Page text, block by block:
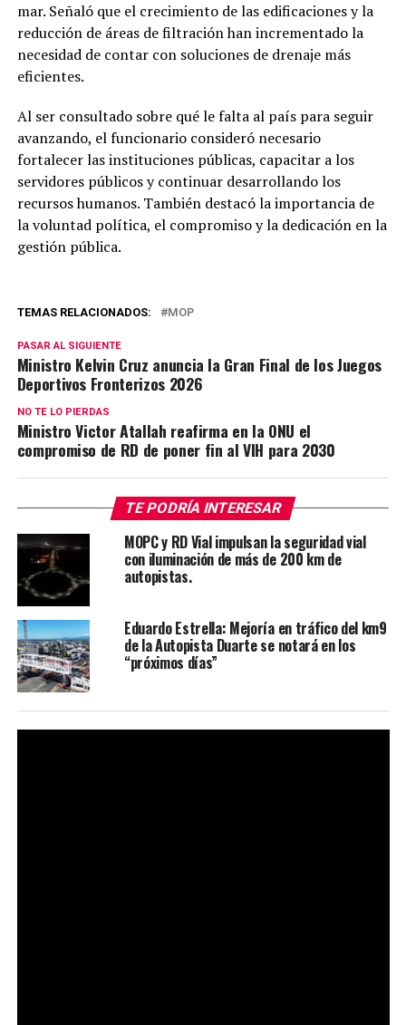
mar. Señaló que el crecimiento de las edificaciones y la
reducción de áreas de filtración han incrementado la
necesidad de contar con soluciones de drenaje más
eficientes.
Al ser consultado sobre qué le falta al país para seguir
avanzando, el funcionario consideró necesario
fortalecer las instituciones públicas, capacitar a los
servidores públicos y continuar desarrollando los
recursos humanos. También destacó la importancia de
la voluntad política, el compromiso y la dedicación en la
gestión pública.
TEMAS RELACIONADOS: MOP
PASAR AL SIGUIENTE
Ministro Kelvin Cruz anuncia la Gran Final de los Juegos
Deportivos Fronterizos 2026
NO TE LO PIERDAS
Ministro Victor Atallah reafirma en la ONU el
compromiso de RD de poner fin al VIH para 2030
TE PODRÍA INTERESAR
MOPC y RD Vial impulsan la seguridad vial
con iluminación de más de 200 km de
autopistas.
Eduardo Estrella: Mejoría en tráfico del km9
de la Autopista Duarte se notará en los
“próximos días”